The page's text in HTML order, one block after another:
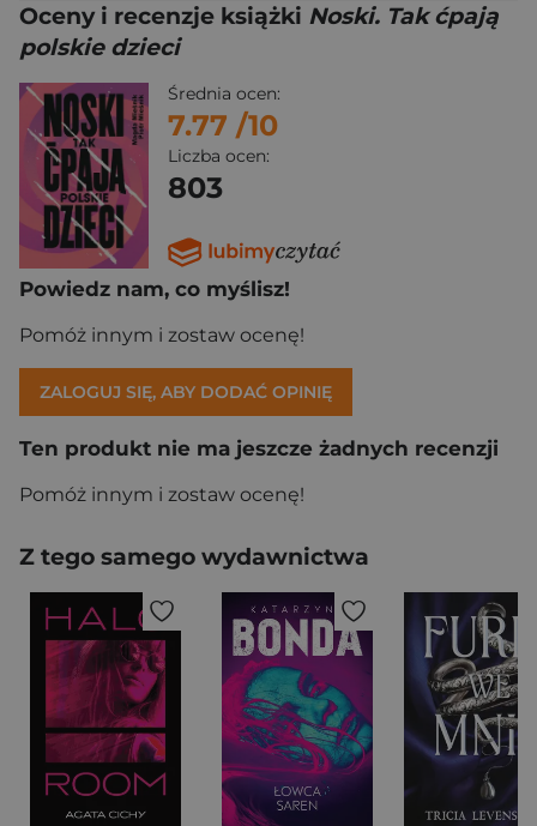
Oceny i recenzje książki Noski. Tak ćpają
polskie dzieci
Średnia ocen:
7.77 /10
Liczba ocen:
803
Powiedz nam, co myślisz!
Pomóż innym i zostaw ocenę!
ZALOGUJ SIĘ, ABY DODAĆ OPINIĘ
Ten produkt nie ma jeszcze żadnych recenzji
Pomóż innym i zostaw ocenę!
Z tego samego wydawnictwa